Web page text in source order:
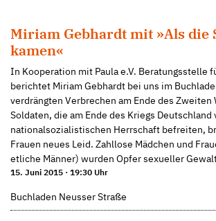
Miriam Gebhardt mit »Als die
kamen«
In Kooperation mit Paula e.V. Beratungsstelle
berichtet Miriam Gebhardt bei uns im
verdrängten Verbrechen am Ende des Zweiten
Soldaten, die am Ende des Kriegs Deutschland
nationalsozialistischen Herrschaft befreiten,
Frauen neues Leid. Zahllose Mädchen und
etliche Männer) wurden Opfer sexueller
15. Juni 2015 · 19:30 Uhr
Buchladen Neusser Straße